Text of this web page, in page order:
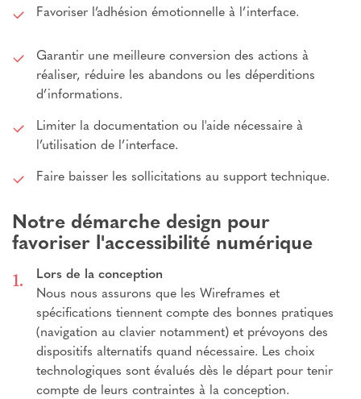
Favoriser l’adhésion émotionnelle à l’interface.
Garantir une meilleure conversion des actions à
réaliser, réduire les abandons ou les déperditions
d’informations.
Limiter la documentation ou l'aide nécessaire à
l’utilisation de l’interface.
Faire baisser les sollicitations au support technique.
Notre démarche design pour
favoriser l'accessibilité numérique
Lors de la conception
Nous nous assurons que les Wireframes et
spécifications tiennent compte des bonnes pratiques
(navigation au clavier notamment) et prévoyons des
dispositifs alternatifs quand nécessaire. Les choix
technologiques sont évalués dès le départ pour tenir
compte de leurs contraintes à la conception.